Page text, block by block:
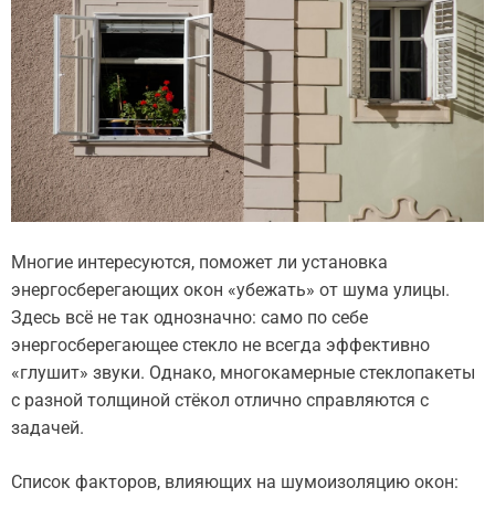
Многие интересуются, поможет ли установка
энергосберегающих окон «убежать» от шума улицы.
Здесь всё не так однозначно: само по себе
энергосберегающее стекло не всегда эффективно
«глушит» звуки. Однако, многокамерные стеклопакеты
с разной толщиной стёкол отлично справляются с
задачей.
Список факторов, влияющих на шумоизоляцию окон: